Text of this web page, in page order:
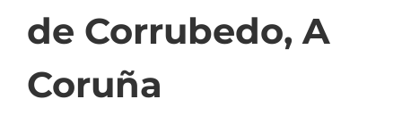
de Corrubedo, A
Coruña